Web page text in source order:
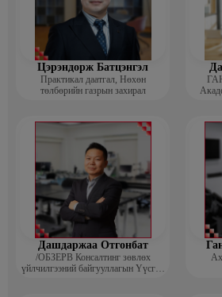
Цэрэндорж Батцэнгэл
Практикал даатгал, Нөхөн
төлбөрийн газрын захирал
Дашдаржаа Отгонбат
/ОБЗЕРВ Консалтинг зөвлөх
үйлчилгээний байгууллагын Үүсгэн